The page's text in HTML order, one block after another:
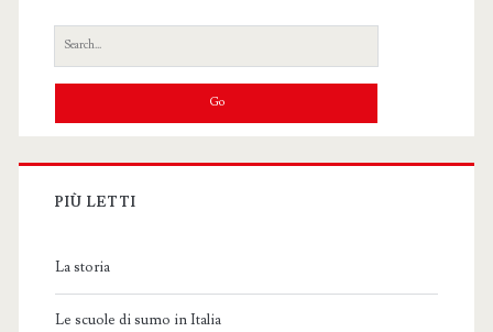
Search
for:
PIÙ LETTI
La storia
Le scuole di sumo in Italia